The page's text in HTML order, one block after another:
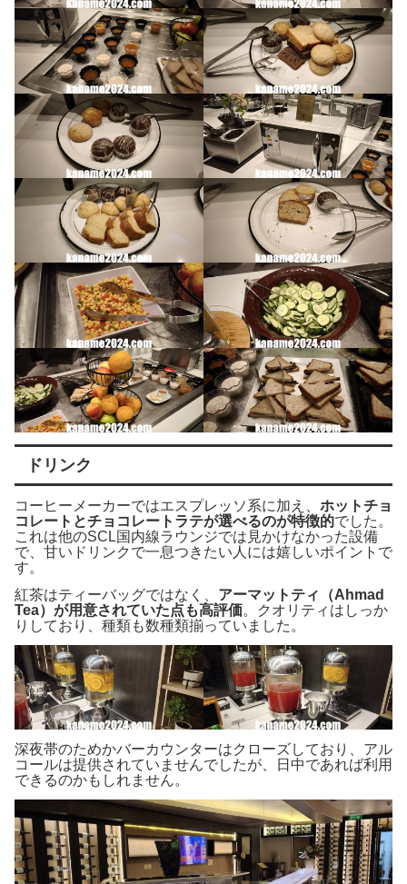
ドリンク
コーヒーメーカーではエスプレッソ系に加え、 ホットチョ
コレートとチョコレートラテが選べるのが特徴的でした。
これは他のSCL国内線ラウンジでは見かけなかった設備
で、甘いドリンクで一息つきたい人には嬉しいポイントで
す。
紅茶はティーバッグではなく、 アーマットティ（Ahmad
Tea）が用意されていた点も高評価。クオリティはしっか
りしており、種類も数種類揃っていました。
深夜帯のためかバーカウンターはクローズしており、アル
コールは提供されていませんでしたが、日中であれば利用
できるのかもしれません。